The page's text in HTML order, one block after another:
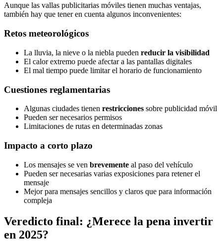
Aunque las vallas publicitarias móviles tienen muchas ventajas,
también hay que tener en cuenta algunos inconvenientes:
Retos meteorológicos
La lluvia, la nieve o la niebla pueden reducir la visibilidad
El calor extremo puede afectar a las pantallas digitales
El mal tiempo puede limitar el horario de funcionamiento
Cuestiones reglamentarias
Algunas ciudades tienen restricciones sobre publicidad móvil
Pueden ser necesarios permisos
Limitaciones de rutas en determinadas zonas
Impacto a corto plazo
Los mensajes se ven brevemente al paso del vehículo
Pueden ser necesarias varias exposiciones para retener el
mensaje
Mejor para mensajes sencillos y claros que para información
compleja
Veredicto final: ¿Merece la pena invertir
en 2025?